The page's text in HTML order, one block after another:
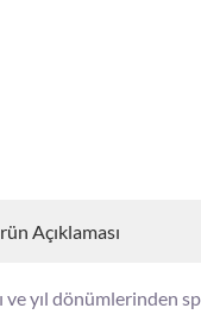
Açıklaması
ve yıl dönümlerinden